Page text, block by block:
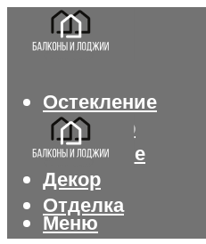
Остекление
Интерьер
Утепление
Декор
Отделка
Меню